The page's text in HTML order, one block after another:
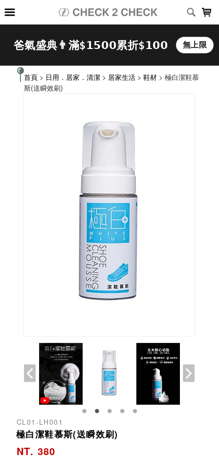
首頁 > 日用．居家．清潔 > 居家生活 > 鞋材 > 極白潔鞋慕
斯(送瞬效刷)
CL01-LH001
極白潔鞋慕斯(送瞬效刷)
NT. 380